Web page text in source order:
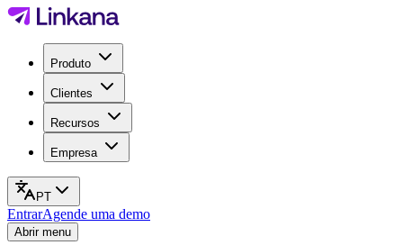
Produto
Clientes
Recursos
Empresa
PT
EntrarAgende uma demo
Abrir menu